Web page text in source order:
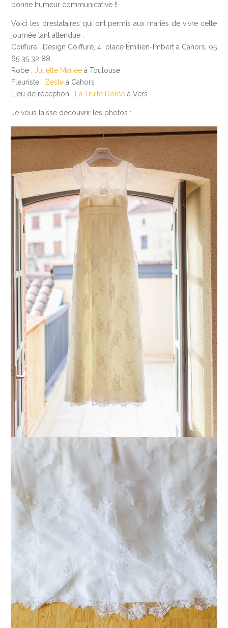
bonne humeur communicative !!
Voici les prestataires qui ont permis aux mariés de vivre cette
journée tant attendue :
Coiffure : Design Coiffure, 4, place Émilien-Imbert à Cahors, 05
65 35 32 88.
Robe : Juliette Mariée à Toulouse
Fleuriste : Zeste à Cahors
Lieu de réception :
La Truite Dorée à Vers
Je vous laisse découvrir les photos :